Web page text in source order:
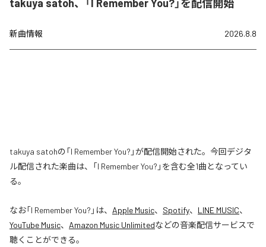
takuya satoh、「I Remember You?」を配信開始
新曲情報 2026.8.8
takuya satohの「I Remember You?」が配信開始された。今回デジタ
ル配信された楽曲は、「I Remember You?」を含む全1曲となってい
る。
なお「I Remember You? 」は、 Apple Music、 Spotify、 LINE MUSIC、
YouTube Music、 Amazon Music Unlimitedなどの音楽配信サービスで
聴くことができる。